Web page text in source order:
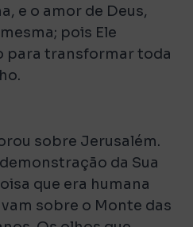
e o amor de Deus,
pois Ele
para transformar toda
sobre Jerusalém.
da Sua
que era humana
sobre o Monte das